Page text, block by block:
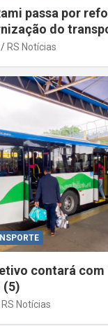
passa por
do
RS Notícias
contará com
(5)
RS Notícias